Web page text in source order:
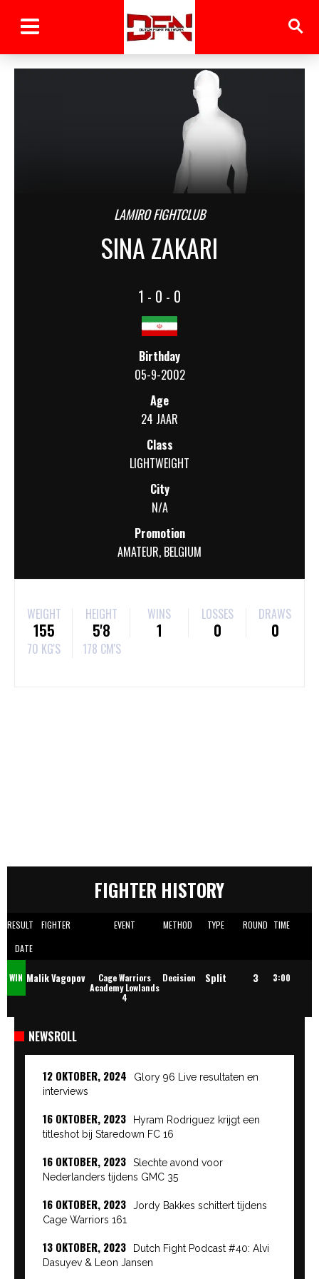
LAMIRO FIGHTCLUB
SINA ZAKARI
1 - 0 - 0
Birthday
05-9-2002
Age
24 JAAR
Class
LIGHTWEIGHT
City
N/A
Promotion
AMATEUR, BELGIUM
WEIGHT
155
70 KG'S
HEIGHT
5'8
178 CM'S
WINS
1
LOSSES
0
DRAWS
0
FIGHTER HISTORY
RESULT FIGHTER EVENT METHOD TYPE ROUND TIME
DATE
WIN Malik Vagopov
Cage Warriors
Academy Lowlands
4
Decision Split 3 3:00
NEWSROLL
12 OKTOBER, 2024
Glory 96 Live resultaten en
interviews
16 OKTOBER, 2023
Hyram Rodriguez krijgt een
titleshot bij Staredown FC 16
16 OKTOBER, 2023
Slechte avond voor
Nederlanders tijdens GMC 35
16 OKTOBER, 2023
Jordy Bakkes schittert tijdens
Cage Warriors 161
13 OKTOBER, 2023
Dutch Fight Podcast #40: Alvi
Dasuyev & Leon Jansen